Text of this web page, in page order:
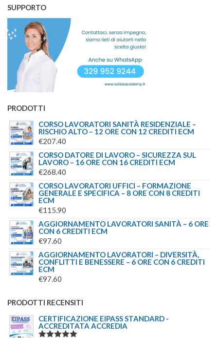
SUPPORTO
PRODOTTI
CORSO LAVORATORI SANITÀ RESIDENZIALE –
RISCHIO ALTO – 12 ORE CON 12 CREDITI ECM
€207.40
CORSO DATORE DI LAVORO – SICUREZZA SUL
LAVORO – 16 ORE CON 16 CREDITI ECM
€268.40
CORSO LAVORATORI UFFICI – FORMAZIONE
GENERALE E SPECIFICA – 8 ORE CON 8 CREDITI
ECM
€115.90
AGGIORNAMENTO LAVORATORI SANITÀ – 6 ORE
CON 6 CREDITI ECM
€97.60
AGGIORNAMENTO LAVORATORI – DIVERSITÀ,
CONFLITTI E BENESSERE – 6 ORE CON 6 CREDITI
ECM
€97.60
PRODOTTI RECENSITI
CERTIFICAZIONE EIPASS STANDARD -
ACCREDITATA ACCREDIA